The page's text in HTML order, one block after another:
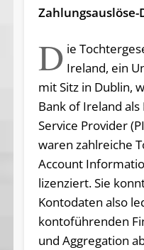
D ie
Ireland, ein
mit Sitz in Dublin,
Bank of Ireland
Service Provider
waren zahlreiche
Account
lizenziert. Sie
Kontodaten also
kontoführenden
und Aggregation